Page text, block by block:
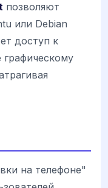
позволяют
или Debian
доступ к
на телефоне"